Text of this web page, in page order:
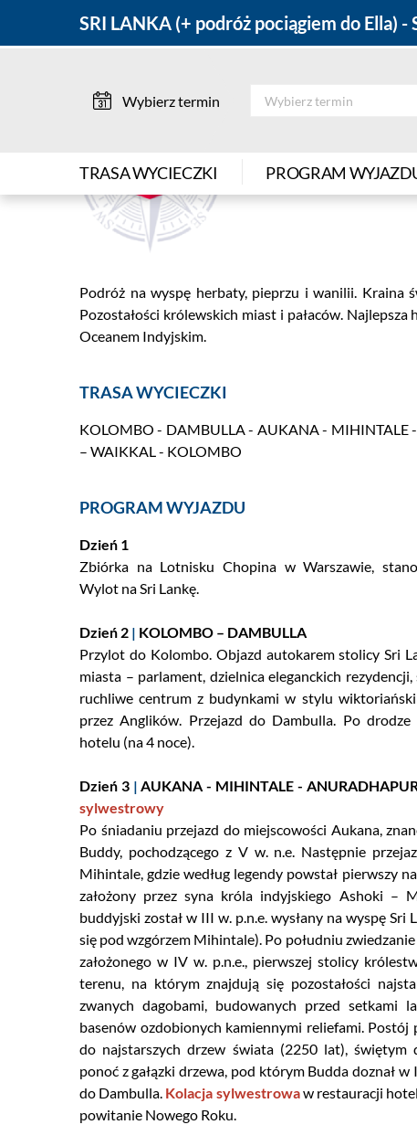
Oferty
Podróże dla
Wycieczki na 7
Rejsy
7
SRI LANKA (+ podróż
Previous
SRI LANKA (+ podróż pociągiem do Ella)
Wybierz termin
TRASA WYCIECZKI PROGRAM
Podróż na wyspę herbaty, pieprzu i wanilii. Kraina
Pozostałości królewskich miast i pałaców.
Oceanem Indyjskim.
TRASA WYCIECZKI
KOLOMBO - DAMBULLA - AUKANA - MIHINTALE
– WAIKKAL - KOLOMBO
PROGRAM WYJAZDU
Dzień 1
Zbiórka na Lotnisku Chopina w Warszawie,
Wylot na Sri Lankę.
Dzień 2 | KOLOMBO – DAMBULLA
Przylot do Kolombo. Objazd autokarem stolicy Sri
miasta – parlament, dzielnica eleganckich
ruchliwe centrum z budynkami w stylu
przez Anglików. Przejazd do Dambulla. Po
hotelu (na 4 noce).
Dzień 3| AUKANA - MIHINTALE -
sylwestrowy
Po śniadaniu przejazd do miejscowości Aukana,
Buddy, pochodzącego z V w. n.e. Następnie
Mihintale, gdzie według legendy powstał pierwszy
założony przez syna króla indyjskiego Ashoki –
buddyjski został w III w. p.n.e. wysłany na wyspę Sri
się pod wzgórzem Mihintale). Po południu
założonego w IV w. p.n.e., pierwszej stolicy
terenu, na którym znajdują się pozostałości
zwanych dagobami, budowanych przed setkami
basenów ozdobionych kamiennymi reliefami. Postój
do najstarszych drzew świata (2250 lat), świętym
ponoć z gałązki drzewa, pod którym Budda doznał
do Dambulla. Kolacja sylwestrowaw restauracji
powitanie Nowego Roku.